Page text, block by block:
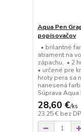
Aqua Pen
popisovačov
• brilantné
atrament na
zápachu, • 2
• určené pre
hroty pera sa
nanesená
Súprava Aqua
28,60 €/ks
23,25 € bez